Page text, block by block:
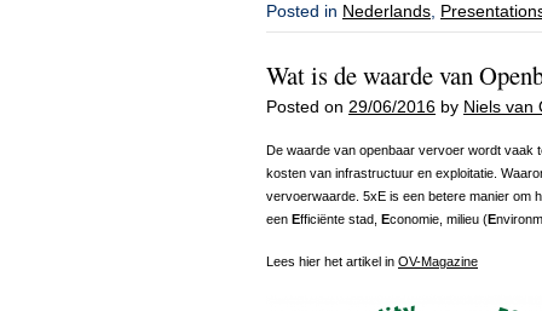
Posted in Nederlands
Wat is de waarde van
Posted on 29/06/2016 by Niels van
De waarde van openbaar vervoer wordt vaak
kosten van infrastructuur en exploitatie.
vervoerwaarde. 5xE is een betere manier om
een Efficiënte stad, Economie, milieu (E
Lees hier het artikel in OV-Magazine